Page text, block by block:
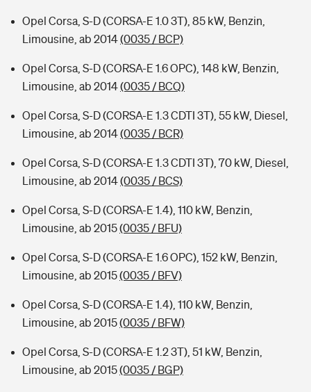
Opel Corsa, S-D (CORSA-E 1.0 3T), 85 kW, Benzin,
Limousine, ab 2014(0035 / BCP)
Opel Corsa, S-D (CORSA-E 1.6 OPC), 148 kW, Benzin,
Limousine, ab 2014(0035 / BCQ)
Opel Corsa, S-D (CORSA-E 1.3 CDTI 3T), 55 kW, Diesel,
Limousine, ab 2014(0035 / BCR)
Opel Corsa, S-D (CORSA-E 1.3 CDTI 3T), 70 kW, Diesel,
Limousine, ab 2014(0035 / BCS)
Opel Corsa, S-D (CORSA-E 1.4), 110 kW, Benzin,
Limousine, ab 2015(0035 / BFU)
Opel Corsa, S-D (CORSA-E 1.6 OPC), 152 kW, Benzin,
Limousine, ab 2015(0035 / BFV)
Opel Corsa, S-D (CORSA-E 1.4), 110 kW, Benzin,
Limousine, ab 2015(0035 / BFW)
Opel Corsa, S-D (CORSA-E 1.2 3T), 51 kW, Benzin,
Limousine, ab 2015(0035 / BGP)